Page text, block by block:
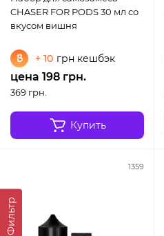
Фильтр
CHASER FOR PODS 30 мл со
вкусом вишня
+ 10 грн кешбэк
цена 198 грн.
369 грн.
Купить
1359